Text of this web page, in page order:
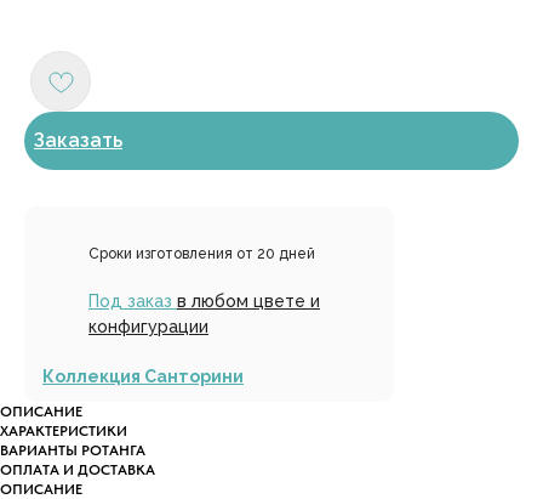
Заказать
Сроки изготовления от 20 дней
Под заказ в любом цвете и
конфигурации
Коллекция Санторини
ОПИСАНИЕ
ХАРАКТЕРИСТИКИ
ВАРИАНТЫ РОТАНГА
ОПЛАТА И ДОСТАВКА
ОПИСАНИЕ